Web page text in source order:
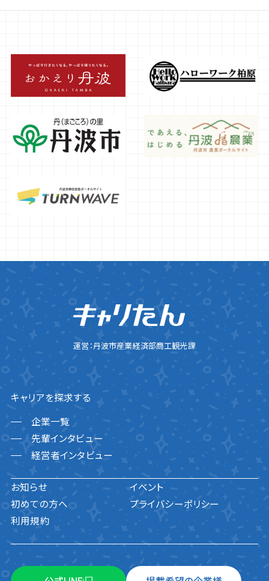
運営：丹波市産業経済部商工観光課
キャリアを探求する
企業一覧
先輩インタビュー
経営者インタビュー
お知らせ
イベント
初めての方へ
プライバシーポリシー
利用規約